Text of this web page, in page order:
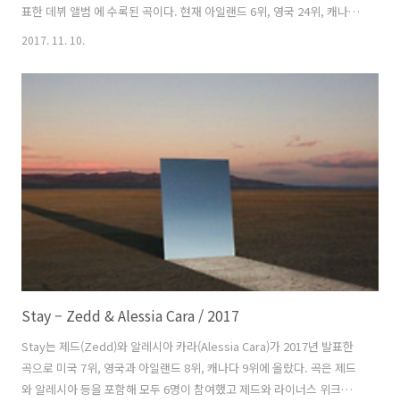
표한 데뷔 앨범 에 수록된 곡이다. 현재 아일랜드 6위, 영국 24위, 캐나다
41위, 미국 66위까지 올랐다. 곡은 나일과 제이미 스캇(Jamie Scott)이
위터로 이 곡이 매우 특별한 곡이고 앨범 수록곡 중에서 가장 좋아하는
로 점프한다고 해도 별 상관은 없을 거예요”라고 말했다. 스몰리즈 서저
리와의 인터뷰에서는 “특..
2017. 11. 10.
Stay – Zedd & Alessia Cara / 2017
Stay는 제드(Zedd)와 알레시아 카라(Alessia Cara)가 2017년 발표한
곡으로 미국 7위, 영국과 아일랜드 8위, 캐나다 9위에 올랐다. 곡은 제드
와 알레시아 등을 포함해 모두 6명이 참여했고 제드와 라이너스 위크룬